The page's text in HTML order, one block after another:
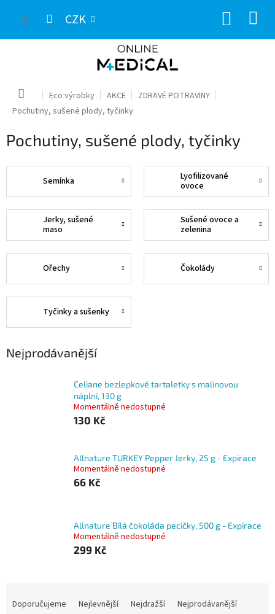
CZK
Domů Eco výrobky AKCE
ZDRAVÉ POTRAVINY
Pochutiny, sušené plody, tyčinky
Pochutiny, sušené plody, tyčinky
Semínka
Lyofilizované
ovoce
Jerky, sušené
maso
Sušené ovoce a
zelenina
Ořechy Čokolády
Tyčinky a sušenky
Nejprodávanější
Celiane bezlepkové tartaletky s malinovou
náplní, 130 g
Momentálně nedostupné
130 Kč
Allnature TURKEY Pepper Jerky, 25 g - Expirace
Momentálně nedostupné
66 Kč
Allnature Bílá čokoláda pecičky, 500 g - Expirace
Momentálně nedostupné
299 Kč
Doporučujeme Nejlevnější Nejdražší
Nejprodávanější